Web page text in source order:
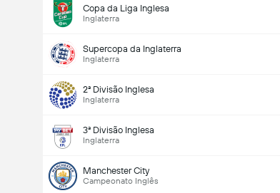
Copa da Liga Inglesa
Inglaterra
Supercopa da Inglaterra
Inglaterra
2ª Divisão Inglesa
Inglaterra
3ª Divisão Inglesa
Inglaterra
Manchester City
Campeonato Inglês